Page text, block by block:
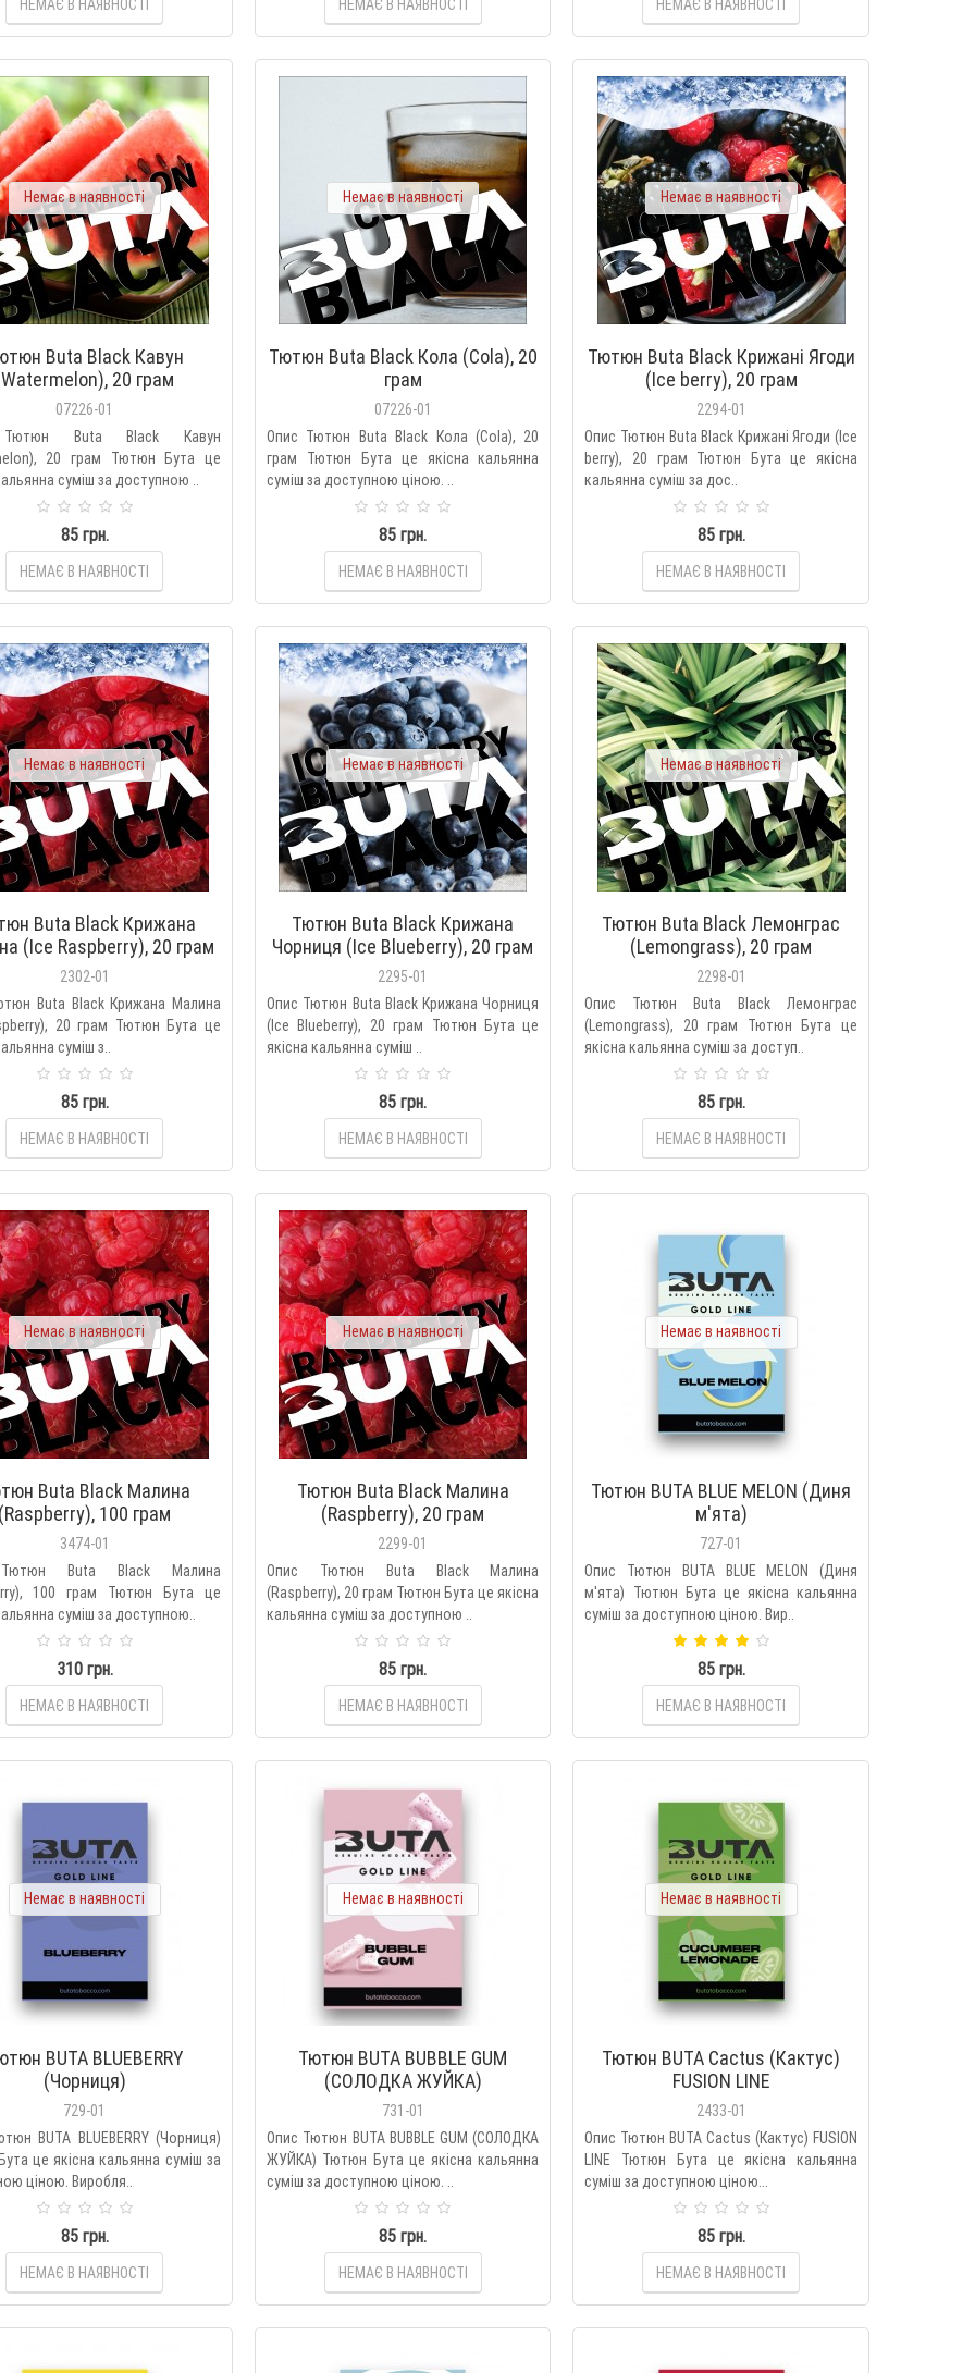
Немає в наявності
Buta Black Кавун
20 грам
07226-01
Buta Black Кавун
20 грам Тютюн Бута це
суміш за доступною ..
85 грн.
НЕМАЄ В НАЯВНОСТІ
Немає в наявності
Тютюн Buta Black Кола (Cola), 20
грам
07226-01
Опис Тютюн Buta Black Кола (Cola), 20
грам Тютюн Бута це якісна кальянна
суміш за доступною ціною. ..
85 грн.
НЕМАЄ В НАЯВНОСТІ
Немає в наявності
Тютюн Buta Black Крижані Ягоди
(Ice berry), 20 грам
2294-01
Опис Тютюн Buta Black Крижані Ягоди (Ice
berry), 20 грам Тютюн Бута це якісна
кальянна суміш за дос..
85 грн.
НЕМАЄ В НАЯВНОСТІ
Немає в наявності
Buta Black Крижана
(Ice Raspberry), 20 грам
2302-01
Buta Black Крижана Малина
20 грам Тютюн Бута це
суміш з..
85 грн.
НЕМАЄ В НАЯВНОСТІ
Немає в наявності
Тютюн Buta Black Крижана
Чорниця (Ice Blueberry), 20 грам
2295-01
Опис Тютюн Buta Black Крижана Чорниця
(Ice Blueberry), 20 грам Тютюн Бута це
якісна кальянна суміш ..
85 грн.
НЕМАЄ В НАЯВНОСТІ
Немає в наявності
Тютюн Buta Black Лемонграс
(Lemongrass), 20 грам
2298-01
Опис Тютюн Buta Black Лемонграс
(Lemongrass), 20 грам Тютюн Бута це
якісна кальянна суміш за доступ..
85 грн.
НЕМАЄ В НАЯВНОСТІ
Немає в наявності
Buta Black Малина
100 грам
3474-01
Buta Black Малина
100 грам Тютюн Бута це
суміш за доступною..
310 грн.
НЕМАЄ В НАЯВНОСТІ
Немає в наявності
Тютюн Buta Black Малина
(Raspberry), 20 грам
2299-01
Опис Тютюн Buta Black Малина
(Raspberry), 20 грам Тютюн Бута це якісна
кальянна суміш за доступною ..
85 грн.
НЕМАЄ В НАЯВНОСТІ
Немає в наявності
Тютюн BUTA BLUE MELON (Диня
м'ята)
727-01
Опис Тютюн BUTA BLUE MELON (Диня
м'ята) Тютюн Бута це якісна кальянна
суміш за доступною ціною. Вир..
85 грн.
НЕМАЄ В НАЯВНОСТІ
Немає в наявності
BUTA BLUEBERRY
(Чорниця)
729-01
BUTA BLUEBERRY (Чорниця)
це якісна кальянна суміш за
ціною. Виробля..
85 грн.
НЕМАЄ В НАЯВНОСТІ
Немає в наявності
Тютюн BUTA BUBBLE GUM
(СОЛОДКА ЖУЙКА)
731-01
Опис Тютюн BUTA BUBBLE GUM (СОЛОДКА
ЖУЙКА) Тютюн Бута це якісна кальянна
суміш за доступною ціною. ..
85 грн.
НЕМАЄ В НАЯВНОСТІ
Немає в наявності
Тютюн BUTA Cactus (Кактус)
FUSION LINE
2433-01
Опис Тютюн BUTA Cactus (Кактус) FUSION
LINE Тютюн Бута це якісна кальянна
суміш за доступною ціною...
85 грн.
НЕМАЄ В НАЯВНОСТІ